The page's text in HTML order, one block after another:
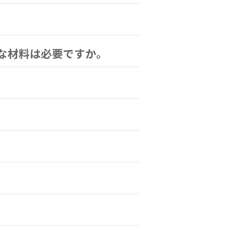
料は必要ですか。